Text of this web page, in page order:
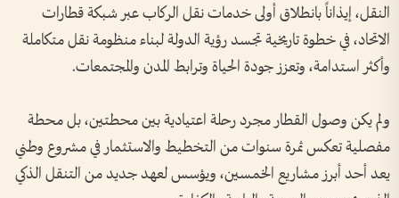
النقل، إيذاناً بانطلاق أولى خدمات نقل الركاب عبر شبكة قطارات
الاتحاد، في خطوة تاريخية تجسد رؤية الدولة لبناء منظومة نقل متكاملة
وأكثر استدامة، وتعزز جودة الحياة وترابط المدن والمجتمعات.
ولم يكن وصول القطار مجرد رحلة اعتيادية بين محطتين، بل محطة
مفصلية تعكس ثمرة سنوات من التخطيط والاستثمار في مشروع وطني
يعد أحد أبرز مشاريع الخمسين، ويؤسس لعهد جديد من التنقل الذكي